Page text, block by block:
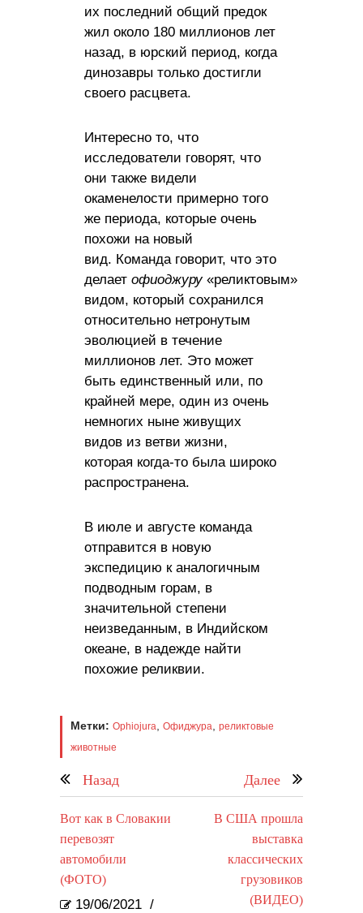
их последний общий предок
жил около 180 миллионов лет
назад, в юрский период, когда
динозавры только достигли
своего расцвета.
Интересно то, что
исследователи говорят, что
они также видели
окаменелости примерно того
же периода, которые очень
похожи на новый
вид. Команда говорит, что это
делает офиоджуру«реликтовым»
видом, который сохранился
относительно нетронутым
эволюцией в течение
миллионов лет. Это может
быть единственный или, по
крайней мере, один из очень
немногих ныне живущих
видов из ветви жизни,
которая когда-то была широко
распространена.
В июле и августе команда
отправится в новую
экспедицию к аналогичным
подводным горам, в
значительной степени
неизведанным, в Индийском
океане, в надежде найти
похожие реликвии.
Метки: Ophiojura Офиджура
реликтовые
животные
Назад Далее
Вот как в Словакии
перевозят
автомобили
(ФОТО)
19/06/2021 /
В США прошла
выставка
классических
грузовиков
(ВИДЕО)